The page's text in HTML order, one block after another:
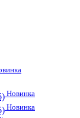
Новинка
Новинка